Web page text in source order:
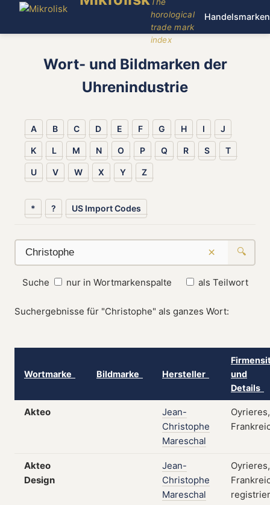
horological
trade mark
index
Handelsmarken
Wort- und Bildmarken der
Uhrenindustrie
A B C D E F G H I J
K L M N O P Q R S T
U V W X Y Z
* ? US Import Codes
× 🔍
Suche nur in Wortmarkenspalte als Teilwort
Suchergebnisse für "Christophe" als ganzes Wort:
Wortmarke Bildmarke Hersteller
und
Details
Akteo
Jean-
Christophe
Mareschal
Oyrieres,
Akteo
Design
Jean-
Christophe
Mareschal
Oyrieres,